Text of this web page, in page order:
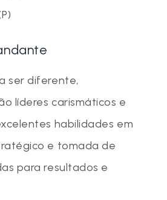
ser diferente,
líderes carismáticos e
habilidades em
e tomada de
para resultados e